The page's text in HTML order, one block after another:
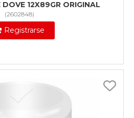
12X89GR ORIGINAL
(2602848)
Registrarse